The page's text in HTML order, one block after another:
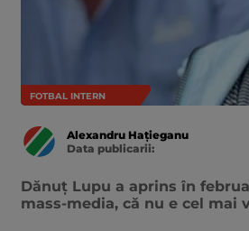
FOTBAL INTERN
Alexandru Hațieganu
Data publicarii:
Dănuț Lupu a aprins în
mass-media, că nu e cel